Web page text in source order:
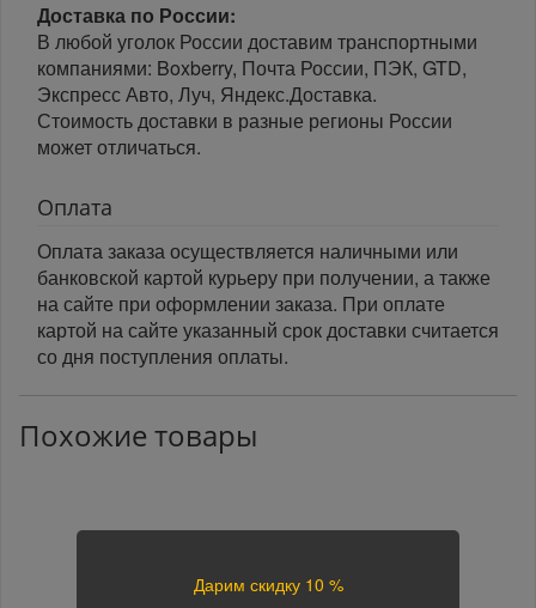
Доставка по России:
В любой уголок России доставим транспортными
компаниями: Boxberry, Почта России, ПЭК, GTD,
Экспресс Авто, Луч, Яндекс.Доставка.
Стоимость доставки в разные регионы России
может отличаться.
Оплата
Оплата заказа осуществляется наличными или
банковской картой курьеру при получении, а также
на сайте при оформлении заказа. При оплате
картой на сайте указанный срок доставки считается
со дня поступления оплаты.
Похожие товары
Дарим скидку 10 %